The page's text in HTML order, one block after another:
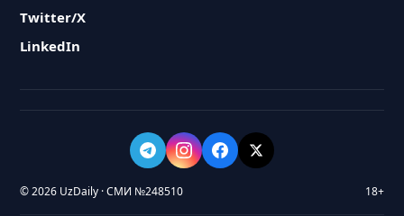
Twitter/X
LinkedIn
© 2026 UzDaily · СМИ №248510 18+